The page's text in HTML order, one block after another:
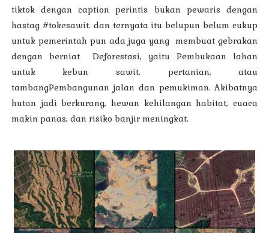
tiktok dengan caption perintis bukan pewaris dengan
hastag #tokesawit. dan ternyata itu belupun belum cukup
untuk pemerintah pun ada juga yang membuat gebrakan
dengan berniat Deforestasi, yaitu Pembukaan lahan
untuk kebun sawit, pertanian, atau
tambangPembangunan jalan dan pemukiman. Akibatnya
hutan jadi berkurang, hewan kehilangan habitat, cuaca
makin panas, dan risiko banjir meningkat.